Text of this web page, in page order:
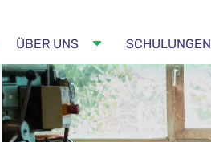
ÜBER UNS SCHULUNGEN